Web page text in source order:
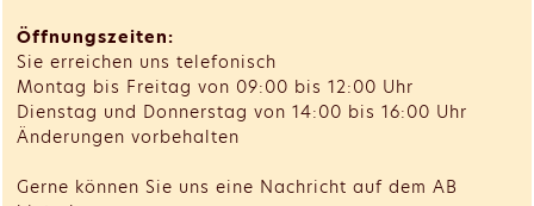
Öffnungszeiten:
Sie erreichen uns telefonisch
Montag bis Freitag von 09:00 bis 12:00 Uhr
Dienstag und Donnerstag von 14:00 bis 16:00 Uhr
Änderungen vorbehalten
Gerne können Sie uns eine Nachricht auf dem AB